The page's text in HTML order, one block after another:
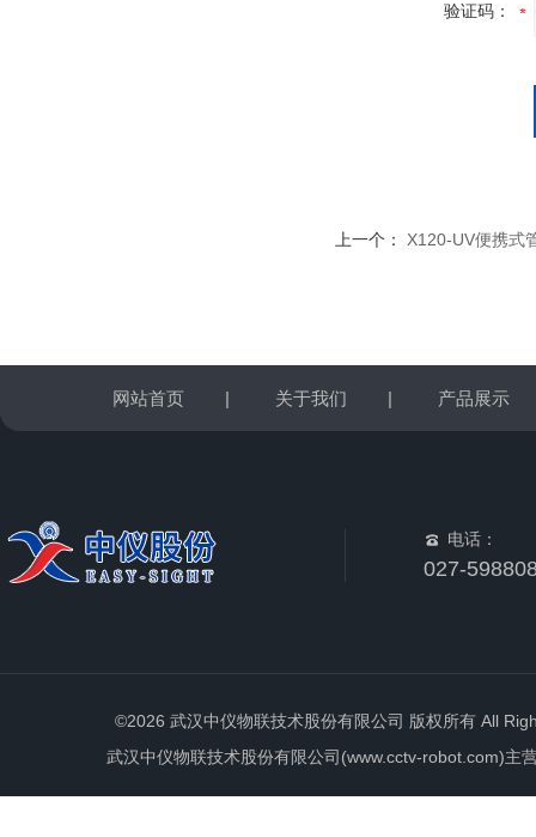
验证码：
上一个： X120-UV便携式
网站首页 | 关于我们 | 产品展示
电话：
027-
©2026 武汉中仪物联技术股份有限公司 版权所有 All
武汉中仪物联技术股份有限公司(www.cctv-robot.com)主